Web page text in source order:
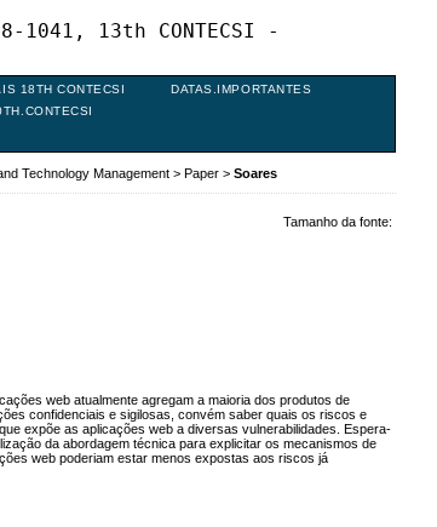
1041, 13th CONTECSI -
18TH CONTECSI
DATAS.IMPORTANTES
Technology Management> Paper> Soares
Tamanho da fonte:
web atualmente agregam a maioria dos produtos de
confidenciais e sigilosas, convém saber quais os riscos e
expõe as aplicações web a diversas vulnerabilidades. Espera-
da abordagem técnica para explicitar os mecanismos de
web poderiam estar menos expostas aos riscos já